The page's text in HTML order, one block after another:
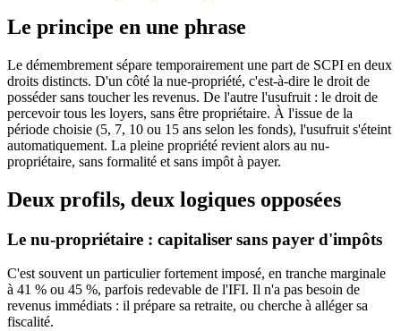
Le principe en une phrase
Le démembrement sépare temporairement une part de SCPI en deux
droits distincts. D'un côté la nue-propriété, c'est-à-dire le droit de
posséder sans toucher les revenus. De l'autre l'usufruit : le droit de
percevoir tous les loyers, sans être propriétaire. À l'issue de la
période choisie (5, 7, 10 ou 15 ans selon les fonds), l'usufruit s'éteint
automatiquement. La pleine propriété revient alors au nu-
propriétaire, sans formalité et sans impôt à payer.
Deux profils, deux logiques opposées
Le nu-propriétaire : capitaliser sans payer d'impôts
C'est souvent un particulier fortement imposé, en tranche marginale
à 41 % ou 45 %, parfois redevable de l'IFI. Il n'a pas besoin de
revenus immédiats : il prépare sa retraite, ou cherche à alléger sa
fiscalité.